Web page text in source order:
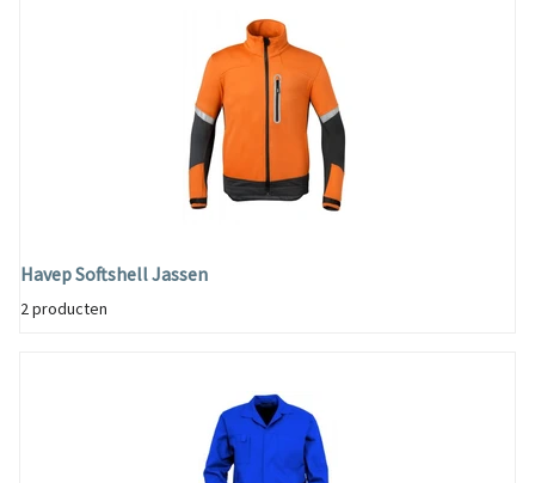
Havep Softshell Jassen
2 producten